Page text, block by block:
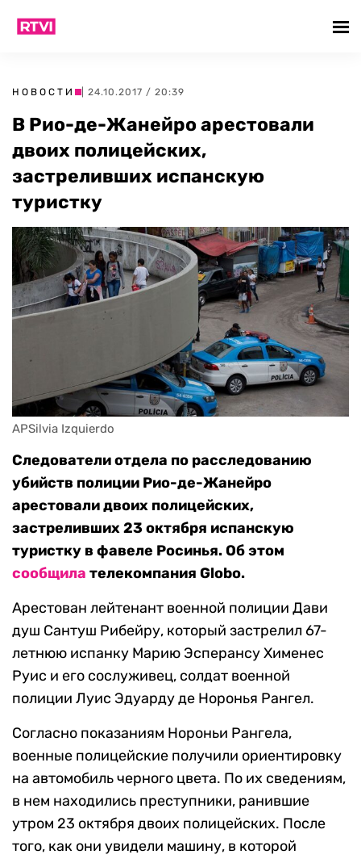
НОВОСТИ | 24.10.2017 / 20:39
В Рио-де-Жанейро арестовали
двоих полицейских,
застреливших испанскую
туристку
APSilvia Izquierdo
Следователи отдела по расследованию
убийств полиции Рио-де-Жанейро
арестовали двоих полицейских,
застреливших 23 октября испанскую
туристку в фавеле Росинья. Об этом
сообщила телекомпания Globo.
Арестован лейтенант военной полиции Дави
душ Сантуш Рибейру, который застрелил 67-
летнюю испанку Марию Эсперансу Хименес
Руис и его сослуживец, солдат военной
полиции Луис Эдуарду де Норонья Рангел.
Согласно показаниям Нороньи Рангела,
военные полицейские получили ориентировку
на автомобиль черного цвета. По их сведениям,
в нем находились преступники, ранившие
утром 23 октября двоих полицейских. После
того, как они увидели машину, в которой